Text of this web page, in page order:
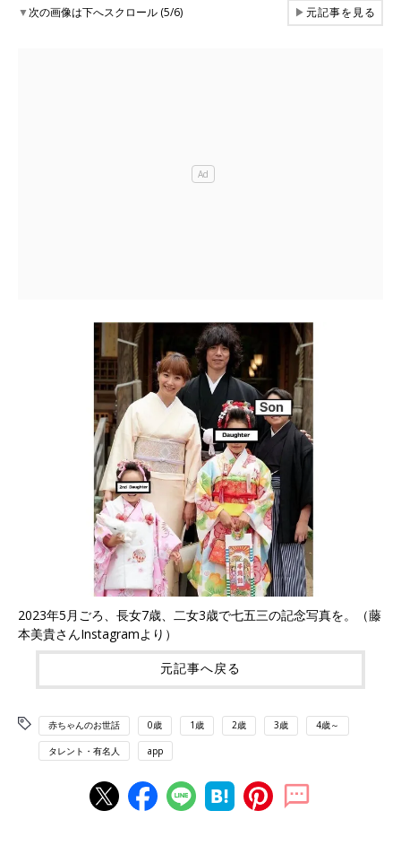
▼次の画像は下へスクロール (5/6) ▶元記事を見る
2023年5月ごろ、長女7歳、二女3歳で七五三の記念写真を。（藤
本美貴さんInstagramより）
元記事へ戻る
赤ちゃんのお世話 0歳 1歳 2歳 3歳 4歳～
タレント・有名人 app